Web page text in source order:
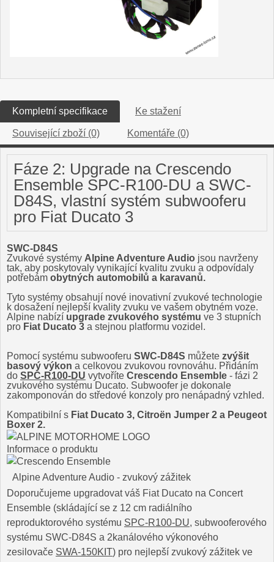
Kompletní specifikace Ke stažení
Související zboží (0) Komentáře (0)
Fáze 2: Upgrade na Crescendo
Ensemble SPC-R100-DU a SWC-
D84S, vlastní systém subwooferu
pro Fiat Ducato 3
SWC-D84S
Zvukové systémy Alpine Adventure Audio jsou navrženy
tak, aby poskytovaly vynikající kvalitu zvuku a odpovídaly
potřebám obytných automobilů a karavanů.
Tyto systémy obsahují nové inovativní zvukové technologie
k dosažení nejlepší kvality zvuku ve vašem obytném voze.
Alpine nabízí upgrade zvukového systému ve 3 stupních
pro Fiat Ducato 3 a stejnou platformu vozidel.
Pomocí systému subwooferu SWC-D84S můžete zvýšit
basový výkon a celkovou zvukovou rovnováhu. Přidáním
do SPC-R100-DU vytvoříte Crescendo Ensemble - fázi 2
zvukového systému Ducato. Subwoofer je dokonale
zakomponován do středové konzoly pro nenápadný vzhled.
Kompatibilní s Fiat Ducato 3, Citroën Jumper 2 a Peugeot
Boxer 2.
Informace o produktu
Alpine Adventure Audio - zvukový zážitek
Doporučujeme upgradovat váš Fiat Ducato na Concert
Ensemble (skládající se z 12 cm radiálního
reproduktorového systému SPC-R100-DU, subwooferového
systému SWC-D84S a 2kanálového výkonového
zesilovače SWA-150KIT) pro nejlepší zvukový zážitek ve